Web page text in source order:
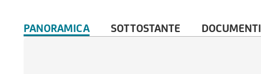
PANORAMICA SOTTOSTANTE DOCUMENTI